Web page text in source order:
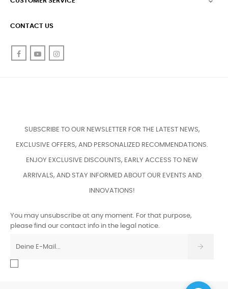
CONTACT US
FacebookYouTube
SUBSCRIBE TO OUR NEWSLETTER FOR THE LATEST NEWS,
EXCLUSIVE OFFERS, AND PERSONALIZED RECOMMENDATIONS.
ENJOY EXCLUSIVE DISCOUNTS, EARLY ACCESS TO NEW
ARRIVALS, AND STAY INFORMED ABOUT OUR EVENTS AND
INNOVATIONS!
You may unsubscribe at any moment. For that purpose,
please find our contact info in the legal notice.